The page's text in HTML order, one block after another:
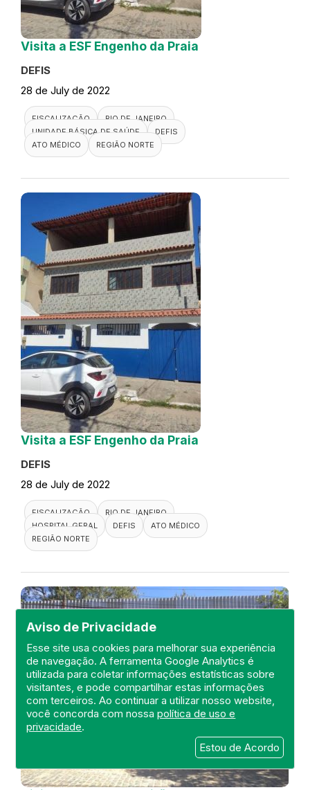
Aviso de Privacidade
Esse site usa cookies para melhorar sua experiência
de navegação. A ferramenta Google Analytics é
utilizada para coletar informações estatísticas sobre
visitantes, e pode compartilhar estas informações
com terceiros. Ao continuar a utilizar nosso website,
você concorda com nossapolítica de uso e
privacidade.
Estou de Acordo
Visita a ESF Engenho da Praia
DEFIS
28 de July de 2022
FISCALIZAÇÃO
RIO DE JANEIRO
UNIDADE BÁSICA DE SAÚDE
DEFIS
ATO MÉDICO
REGIÃO NORTE
Visita a ESF Engenho da Praia
DEFIS
28 de July de 2022
FISCALIZAÇÃO
RIO DE JANEIRO
HOSPITAL GERAL
DEFIS
ATO MÉDICO
REGIÃO NORTE